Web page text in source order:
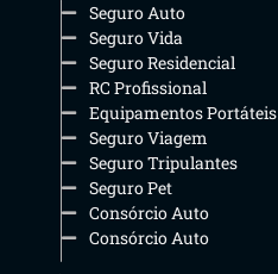
Seguro Auto
Seguro Vida
Seguro Residencial
RC Profissional
Equipamentos Portáteis
Seguro Viagem
Seguro Tripulantes
Seguro Pet
Consórcio Auto
Consórcio Auto